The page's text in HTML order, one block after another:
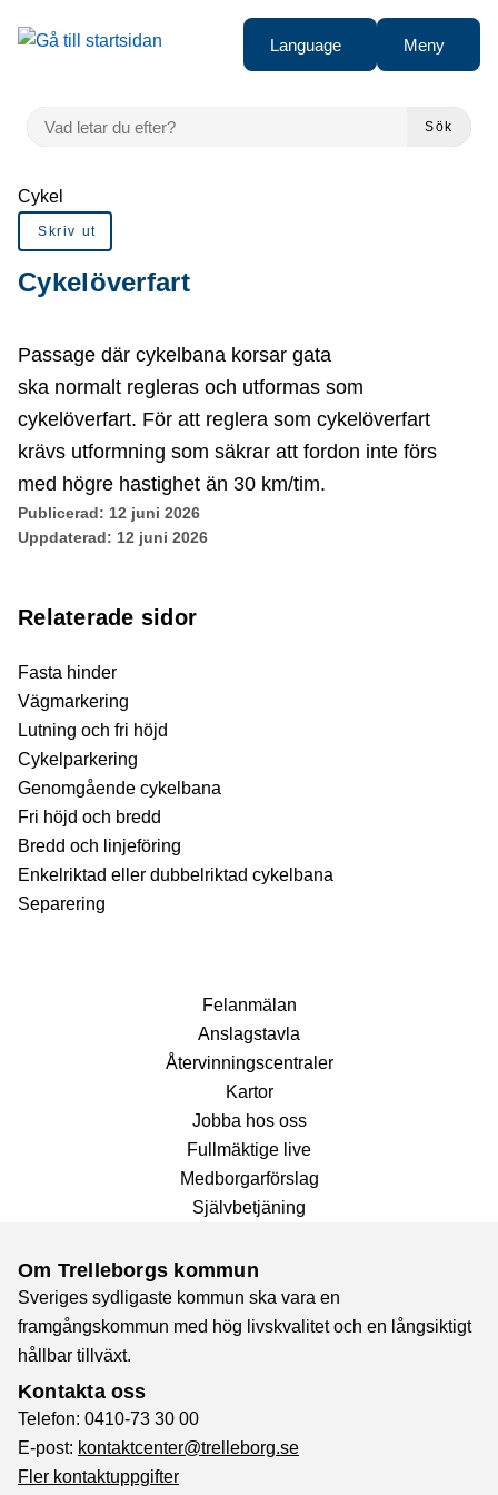
Gå till innehåll
Language Meny
VAD LETAR DU EFTER?
Sök
Du är här:
Cykel
Skriv ut
Cykelöverfart
Passage där cykelbana korsar gata
ska normalt regleras och utformas som
cykelöverfart. För att reglera som cykelöverfart
krävs utformning som säkrar att fordon inte förs
med högre hastighet än 30 km/tim.
Publicerad: 12 juni 2026
Uppdaterad: 12 juni 2026
Relaterade sidor
Fasta hinder
Vägmarkering
Lutning och fri höjd
Cykelparkering
Genomgående cykelbana
Fri höjd och bredd
Bredd och linjeföring
Enkelriktad eller dubbelriktad cykelbana
Separering
Fel­anmälan
Anslags­tavla
Återvinnings­centraler
Kartor
Jobba hos oss
Fullmäktige live
Medborgarförslag
Självbetjäning
Om Trelleborgs kommun
Sveriges sydligaste kommun ska vara en
framgångskommun med hög livskvalitet och en långsiktigt
hållbar tillväxt.
Kontakta oss
Telefon: 0410-73 30 00
E-post: kontaktcenter@trelleborg.se
Fler kontaktuppgifter